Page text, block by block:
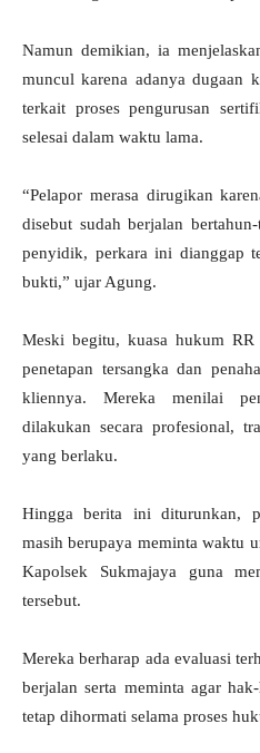
Namun demikian, ia
muncul karena adanya dugaan
terkait proses pengurusan
selesai dalam waktu lama.
“Pelapor merasa dirugikan
disebut sudah berjalan
penyidik, perkara ini dianggap
bukti,” ujar Agung.
Meski begitu, kuasa hukum RR
penetapan tersangka dan
kliennya. Mereka menilai
dilakukan secara profesional,
yang berlaku.
Hingga berita ini diturunkan,
masih berupaya meminta waktu
Kapolsek Sukmajaya guna
tersebut.
Mereka berharap ada evaluasi
berjalan serta meminta agar
tetap dihormati selama proses